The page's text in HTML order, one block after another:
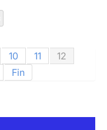
10 11
12
Fin